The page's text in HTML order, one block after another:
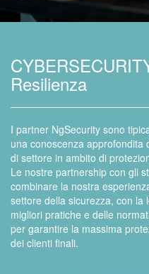
Resilienza
I partner NgSecurity sono
una conoscenza approfondita
di settore in ambito di
Le nostre partnership con gli
combinare la nostra
settore della sicurezza, con la
migliori pratiche e delle
per garantire la massima
dei clienti finali.